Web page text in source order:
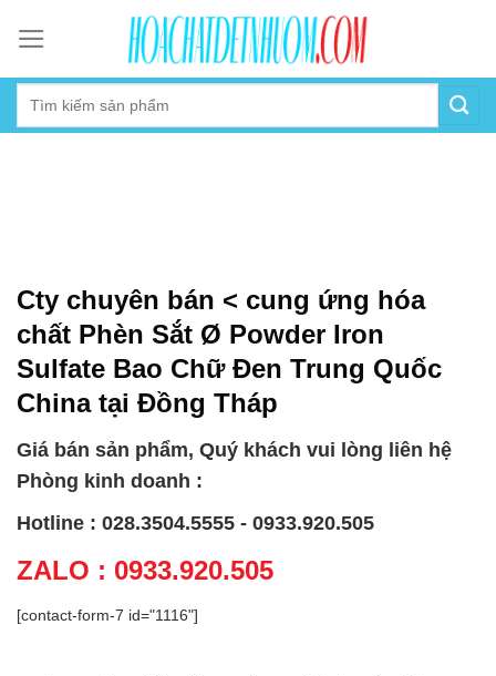
content
Cty chuyên bán < cung ứng hóa
chất Phèn Sắt Ø Powder Iron
Sulfate Bao Chữ Đen Trung Quốc
China tại Đồng Tháp
Giá bán sản phẩm, Quý khách vui lòng liên hệ
Phòng kinh doanh :
Hotline : 028.3504.5555 - 0933.920.505
ZALO : 0933.920.505
[contact-form-7 id="1116"]